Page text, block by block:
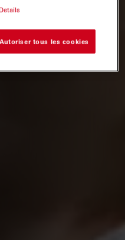
Autoriser tous les cookies